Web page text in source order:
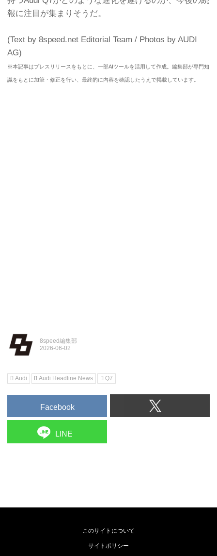
報に注目が集まりそうだ。
(Text by 8speed.net Editorial Team / Photos by AUDI
AG)
※本記事はプレスリリースをもとに、一部AIツールを活用して作成。編集部が専門知
識をもとに加筆・修正を行い、最終的に内容を確認したうえで掲載しています。
8speed編集部
Audi Audi Headline News Q7
Facebook
LINE
このサイトについて
サイトポリシー